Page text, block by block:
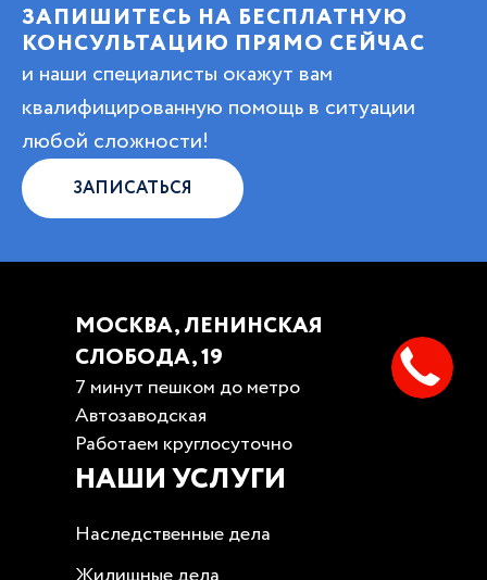
ЗАПИШИТЕСЬ НА БЕСПЛАТНУЮ
КОНСУЛЬТАЦИЮ ПРЯМО СЕЙЧАС
и наши специалисты окажут вам
квалифицированную помощь в ситуации
любой сложности!
ЗАПИСАТЬСЯ
МОСКВА, ЛЕНИНСКАЯ
СЛОБОДА, 19
7 минут пешком до метро
Автозаводская
Работаем круглосуточно
НАШИ УСЛУГИ
Наследственные дела